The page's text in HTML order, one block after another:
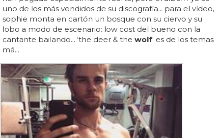
uno de los más vendidos de su discografía... para el vídeo,
sophie monta en cartón un bosque con su ciervo y su
lobo a modo de escenario: low cost del bueno con la
cantante bailando... 'the deer & the wolf' es de los temas
má...